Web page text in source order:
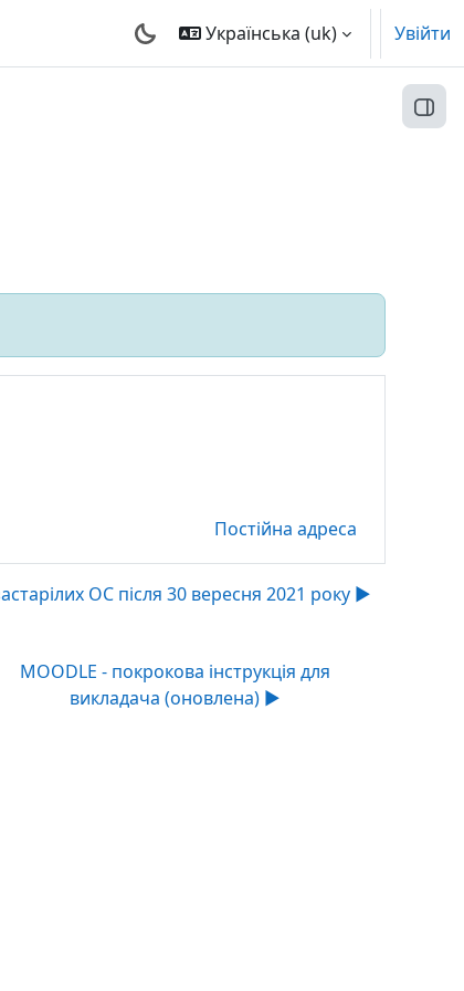
Українська ‎(uk)‎ Увійти
Постійна адреса
ОС після 30 вересня 2021 року ▶︎
MOODLE - покрокова інструкція для
викладача (оновлена) ▶︎